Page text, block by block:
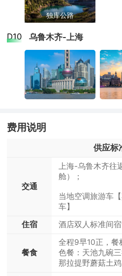
成趣，增添了历
B座、陌上轻雅酒店、云
国际酒店、丽呈酒店、
国际酒店、伊宁Enjoy·伊
有雪山、树林与
摄影与自然观光的理想之地
区涵盖多个区域
峡谷、中天山雪
拉峻草原主要为
票，游客可乘坐
要1至2天。游客
留宿，或当天往返。 景区入口位于库
合服务区，游客
旱獭栖息地、叠
拥有五花草甸、
观，景色多样，
交通
当地空调旅游车
早餐:酒店含早 午餐:自
住宿
特克斯酒店双人标准间
天麓酒店、尚城国际、
格德酒店、亨通轻奢酒
离火草原牧歌观景酒店】
那拉提旅游风景
具有独特生态价
世界知名的草原
组成，地形丰富
文的和谐统一。
上，形成了独特
盎然，植被繁茂。 每年6月至9月，草原
最佳观赏期，绿
期。此时，当地
貌，体验独特的
补充说明：含门票+空中草
小时
交通
当地空调旅游车
餐饮
住宿
那拉提酒店双人标准（
拉提花海民宿、澜海·
润国际酒店、又见青山
酒店、文旅那拉提度假
店、丽思铂悦酒店、观
独库公路
早餐后乘车前往独库公路
公路沿途景观（多观景台
继续前往乌鲁木齐。
独库公路也称天山公路，
绝壁，五分之一的地段处
近十条主要河流，翻越终
驶难度可想而知。但沿途
独库公路就开始一层层剥开
【独库公路特别提示】由于
响，预计每年6月初-10月
地交管部门会采取封路措
况将无法通过独库公路，将
解。
独库公路
独库公路，宛如
561公里、连接
岭、穿越深山峡
区。它的贯通，
补充说明：无门票，沿途公
D10 乌鲁木齐-上海
交通
舱） 参考航班：9C8866/
9C6496/16:10-21:25等
航班以出团通知书所示
餐饮
酒店含早，正餐自理
费用说明
供应标
交通
上海-乌鲁木齐往
舱）；
当地空调旅游车
车】
住宿
酒店双人标准间
餐食
全程9早10正，
色餐：天池九碗
那拉提野蘑菇土鸡